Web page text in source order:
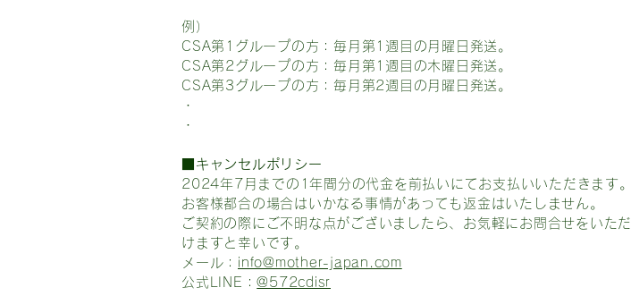
例）
CSA第1グループの方：毎月第1週目の月曜日発送。
CSA第2グループの方：毎月第1週目の木曜日発送。
CSA第3グループの方：毎月第2週目の月曜日発送。
・
​・
■キャンセルポリシー
2024年7月までの1年間分の代金を前払いにてお支払いいただきます。
お客様都合の場合はいかなる事情があっても返金はいたしません。
ご契約の際にご不明な点がございましたら、お気軽にお問合せをいただ
けますと幸いです。
メール： info@mother-japan.com
公式LINE：@572cdisr